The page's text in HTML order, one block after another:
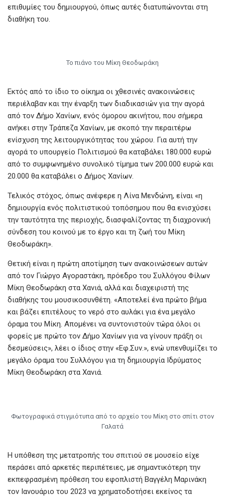
επιθυμίες του δημιουργού, όπως αυτές διατυπώνονται στη
διαθήκη του.
Το πιάνο του Μίκη Θεοδωράκη
Εκτός από το ίδιο το οίκημα οι χθεσινές ανακοινώσεις
περιέλαβαν και την έναρξη των διαδικασιών για την αγορά
από τον Δήμο Χανίων, ενός όμορου ακινήτου, που σήμερα
ανήκει στην Τράπεζα Χανίων, με σκοπό την περαιτέρω
ενίσχυση της λειτουργικότητας του χώρου. Για αυτή την
αγορά το υπουργείο Πολιτισμού θα καταβάλει 180.000 ευρώ
από το συμφωνημένο συνολικό τίμημα των 200.000 ευρώ και
20.000 θα καταβάλει ο Δήμος Χανίων.
Τελικός στόχος, όπως ανέφερε η Λίνα Μενδώνη, είναι «η
δημιουργία ενός πολιτιστικού τοπόσημου που θα ενισχύσει
την ταυτότητα της περιοχής, διασφαλίζοντας τη διαχρονική
σύνδεση του κοινού με το έργο και τη ζωή του Μίκη
Θεοδωράκη».
Θετική είναι η πρώτη αποτίμηση των ανακοινώσεων αυτών
από τον Γιώργο Αγοραστάκη, πρόεδρο του Συλλόγου Φίλων
Μίκη Θεοδωράκη στα Χανιά, αλλά και διαχειριστή της
διαθήκης του μουσικοσυνθέτη. «Αποτελεί ένα πρώτο βήμα
και βάζει επιτέλους το νερό στο αυλάκι για ένα μεγάλο
όραμα του Μίκη. Απομένει να συντονιστούν τώρα όλοι οι
φορείς με πρώτο τον Δήμο Χανίων για να γίνουν πράξη οι
δεσμεύσεις», λέει ο ίδιος στην «Εφ.Συν.», ενώ υπενθυμίζει το
μεγάλο όραμα του Συλλόγου για τη δημιουργία Ιδρύματος
Μίκη Θεοδωράκη στα Χανιά.
Φωτογραφικά στιγμιότυπα από το αρχείο του Μίκη στο σπίτι στον
Γαλατά
Η υπόθεση της μετατροπής του σπιτιού σε μουσείο είχε
περάσει από αρκετές περιπέτειες, με σημαντικότερη την
εκπεφρασμένη πρόθεση του εφοπλιστή Βαγγέλη Μαρινάκη
τον Ιανουάριο του 2023 να χρηματοδοτήσει εκείνος τα